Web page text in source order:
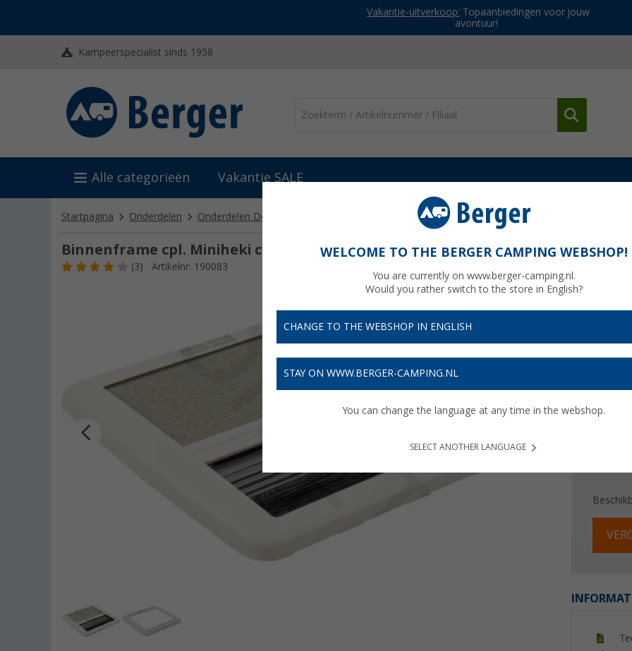
Vakantie-uitverkoop: Topaanbiedingen voor jouw
avontuur!
Kampeerspecialist sinds 1958
Alle categorieën Vakantie SALE
Startpagina Onderdelen Onderdelen Dometic Onderdelen Dometic dakluiken Binnenframe cpl. Miniheki cremè-wit
Binnenframe cpl. Miniheki cremè-wit
(3) Artikelnr: 190083
€
Prijzen
WELCOME TO THE BERGER CAMPING WEBSHOP!
You are currently on www.berger-camping.nl.
Would you rather switch to the store in English?
CHANGE TO THE WEBSHOP IN ENGLISH
STAY ON WWW.BERGER-CAMPING.NL
You can change the language at any time in the webshop.
SELECT ANOTHER LANGUAGE